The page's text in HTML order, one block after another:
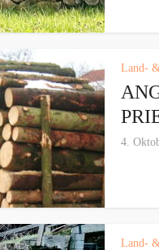
Land-
4.
Land-